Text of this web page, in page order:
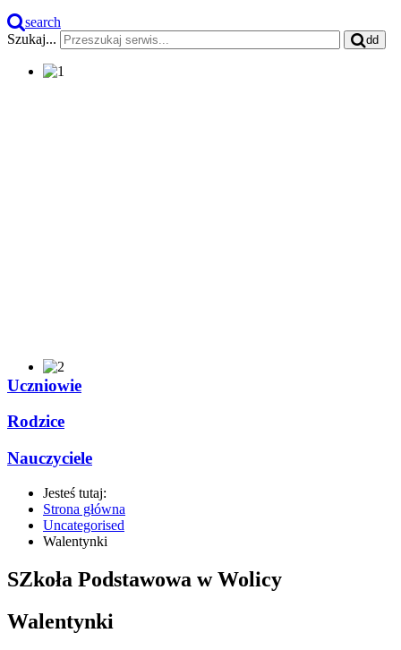
search
Szukaj...
dd
Uczniowie
Rodzice
Nauczyciele
Jesteś tutaj:
Strona główna
Uncategorised
Walentynki
SZkoła Podstawowa w Wolicy
Walentynki